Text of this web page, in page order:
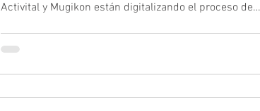
Activital y Mugikon están digitalizando el proceso de
técnico, responsables sanitarios y entidades que